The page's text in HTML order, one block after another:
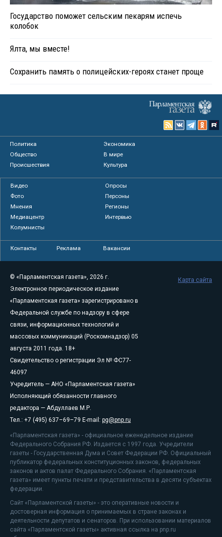
Государство поможет сельским пекарям испечь
колобок
Ялта, мы вместе!
Сохранить память о полицейских-героях станет проще
Политика
Экономика
Общество
В мире
Происшествия
Культура
Видео
Опросы
Фото
Персоны
Мнения
Регионы
Медиацентр
Интервью
Колумнисты
Контакты Реклама Вакансии
© «Парламентская газета», 2026 г.
Электронное периодическое издание
«Парламентская газета» зарегистрировано в
Федеральной службе по надзору в сфере
связи, информационных технологий и
массовых коммуникаций (Роскомнадзор) 05
августа 2011 года. 18+
Свидетельство о регистрации Эл № ФС77-
46097
Учредитель — АНО «Парламентская газета»
Исполняющий обязанности главного
редактора — Абдуллаев М.Р.
Тел.: +7 (495) 637–69–79 E-mail: pg@pnp.ru
«Парламентская газета» - официальное еженедельное издание
Федерального Собрания РФ. Издается с 1997 года. Учредители
газеты - Государственная Дума и Совет Федерации РФ. Официальный
публикатор федеральных конституционных законов, федеральных
законов и актов палат Федерального Собрания. «Парламентская
газета» имеет пункты печати и представительства в десяти субъектах
федерации.
Сайт «Парламентской газеты» - это оперативные новости и
достоверная информация о принимаемых в стране законах и
деятельности депутатов и сенаторов. При использовании материалов
сайта «Парламентской газеты» активная ссылка на pnp.ru
Карта сайта